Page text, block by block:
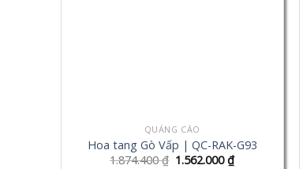
QUẢNG CÁO
Hoa tang Gò Vấp | QC-RAK-G93
1.874.400₫ 1.562.000₫